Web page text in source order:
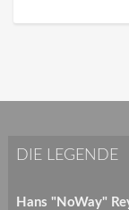
DIE LEGENDE
Hans "NoWay"